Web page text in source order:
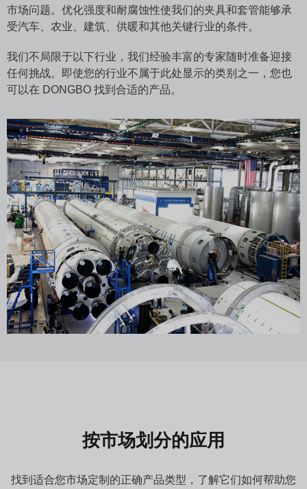
市场问题。优化强度和耐腐蚀性使我们的夹具和套管能够承
受汽车、农业、建筑、供暖和其他关键行业的条件。
我们不局限于以下行业，我们经验丰富的专家随时准备迎接
任何挑战。即使您的行业不属于此处显示的类别之一，您也
可以在 DONGBO 找到合适的产品。
按市场划分的应用
找到适合您市场定制的正确产品类型，了解它们如何帮助您